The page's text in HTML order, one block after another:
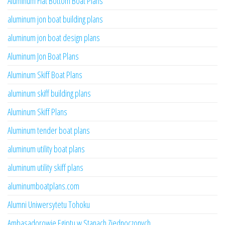
aluminum jon boat building plans
aluminum jon boat design plans
Aluminum Jon Boat Plans
Aluminum Skiff Boat Plans
aluminum skiff building plans
Aluminum Skiff Plans
Aluminum tender boat plans
aluminum utility boat plans
aluminum utility skiff plans
aluminumboatplans.com
Alumni Uniwersytetu Tohoku